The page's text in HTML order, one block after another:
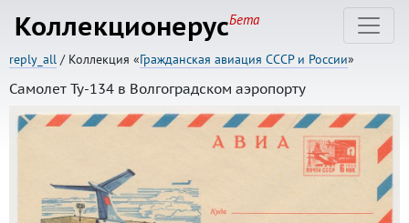
КоллекционерусБета
reply_all / Коллекция «Гражданская авиация СССР и России»
Самолет Ту-134 в Волгоградском аэропорту